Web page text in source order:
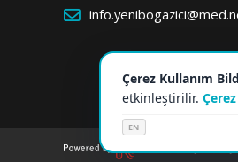
Çerez Kullanım
etkinleştirilir.
EN